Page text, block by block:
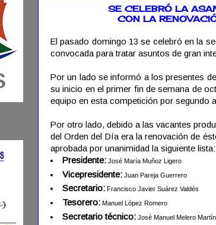
SE CELEBRÓ LA
CON LA
El pasado domingo 13 se celebró en la
convocada para tratar asuntos de gran
Por un lado se informó a los presentes
su inicio en el primer fin de semana de
equipo en esta competición por segundo
Por otro lado, debido a las vacantes
del Orden del Día era la renovación de
aprobada por unanimidad la siguiente lista:
Presidente:José María Muñoz Ligero
Vicepresidente:Juan Pareja Guerrero
Secretario:Francisco Javier Suárez Valdés
Tesorero:Manuel López Romero
Secretario técnico:José Manuel Melero